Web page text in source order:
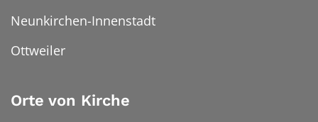
Neunkirchen-Innenstadt
Ottweiler
Orte von Kirche